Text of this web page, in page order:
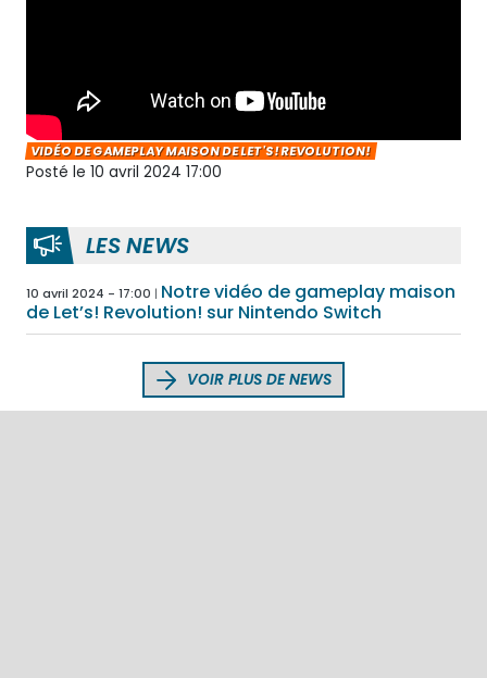
VIDÉO DE GAMEPLAY MAISON DE LET'S! REVOLUTION!
Posté le 10 avril 2024 17:00
LES NEWS
10 avril 2024 - 17:00
Notre vidéo de gameplay maison
de Let’s! Revolution! sur Nintendo Switch
VOIR PLUS DE NEWS